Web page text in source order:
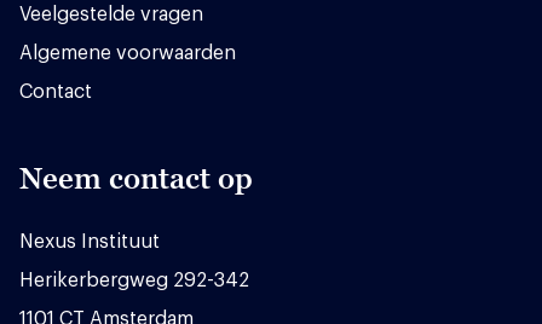
Veelgestelde vragen
Algemene voorwaarden
Contact
Neem contact op
Nexus Instituut
Herikerbergweg 292-342
1101 CT Amsterdam